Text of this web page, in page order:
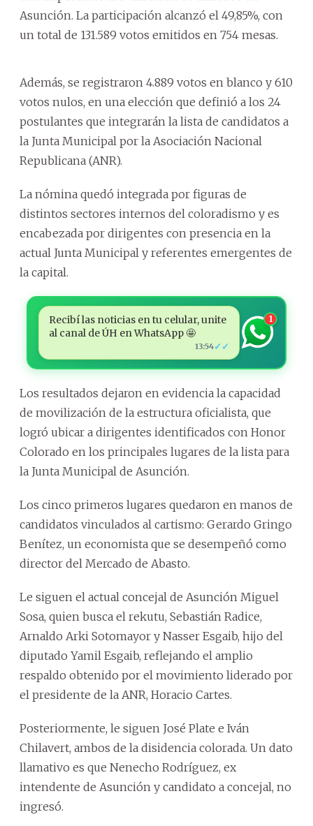
Asunción. La participación alcanzó el 49,85%, con
un total de 131.589 votos emitidos en 754 mesas.
Además, se registraron 4.889 votos en blanco y 610
votos nulos, en una elección que definió a los 24
postulantes que integrarán la lista de candidatos a
la Junta Municipal por la Asociación Nacional
Republicana (ANR).
La nómina quedó integrada por figuras de
distintos sectores internos del coloradismo y es
encabezada por dirigentes con presencia en la
actual Junta Municipal y referentes emergentes de
la capital.
Recibí las noticias en tu celular, unite
al canal de ÚH en WhatsApp 🤩
13:54✓✓
1
Los resultados dejaron en evidencia la capacidad
de movilización de la estructura oficialista, que
logró ubicar a dirigentes identificados con Honor
Colorado en los principales lugares de la lista para
la Junta Municipal de Asunción.
Los cinco primeros lugares quedaron en manos de
candidatos vinculados al cartismo: Gerardo Gringo
Benítez, un economista que se desempeñó como
director del Mercado de Abasto.
Le siguen el actual concejal de Asunción Miguel
Sosa, quien busca el rekutu, Sebastián Radice,
Arnaldo Arki Sotomayor y Nasser Esgaib, hijo del
diputado Yamil Esgaib, reflejando el amplio
respaldo obtenido por el movimiento liderado por
el presidente de la ANR, Horacio Cartes.
Posteriormente, le siguen José Plate e Iván
Chilavert, ambos de la disidencia colorada. Un dato
llamativo es que Nenecho Rodríguez, ex
intendente de Asunción y candidato a concejal, no
ingresó.